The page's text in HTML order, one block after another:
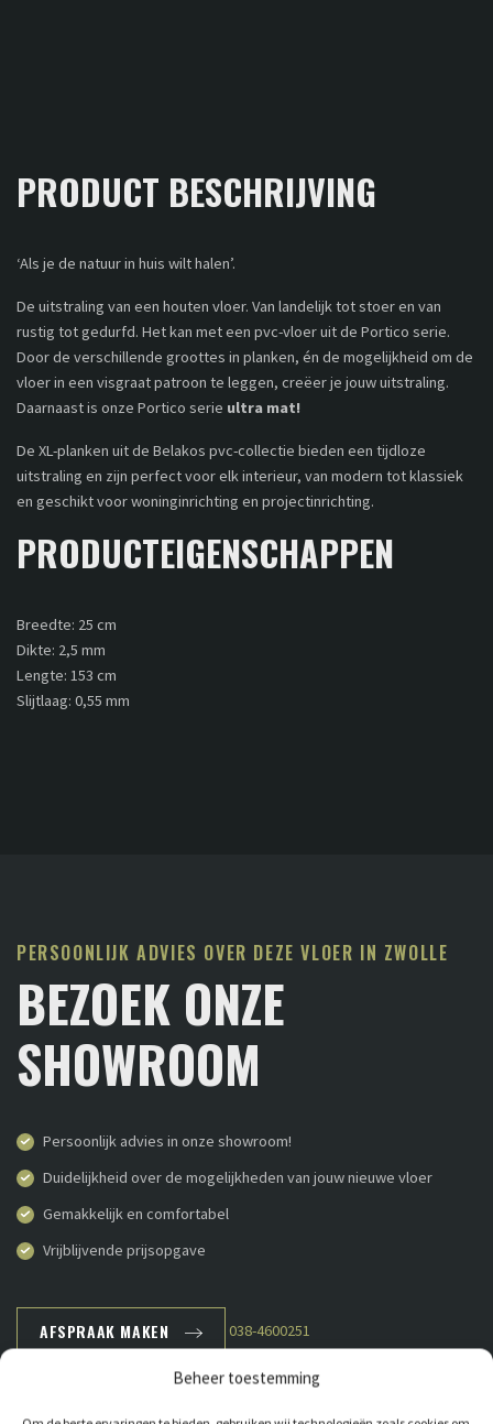
Beheer toestemming
PRODUCT BESCHRIJVING
‘Als je de natuur in huis wilt halen’.
De uitstraling van een houten vloer. Van landelijk tot stoer en van
rustig tot gedurfd. Het kan met een pvc-vloer uit de Portico serie.
Door de verschillende groottes in planken, én de mogelijkheid om de
vloer in een visgraat patroon te leggen, creëer je jouw uitstraling.
Daarnaast is onze Portico serie ultra mat!
De XL-planken uit de Belakos pvc-collectie bieden een tijdloze
uitstraling en zijn perfect voor elk interieur, van modern tot klassiek
en geschikt voor woninginrichting en projectinrichting.
PRODUCTEIGENSCHAPPEN
Breedte: 25 cm
Dikte: 2,5 mm
Lengte: 153 cm
Slijtlaag: 0,55 mm
PERSOONLIJK ADVIES OVER DEZE VLOER IN ZWOLLE
BEZOEK ONZE
SHOWROOM
Persoonlijk advies in onze showroom!
Duidelijkheid over de mogelijkheden van jouw nieuwe vloer
Gemakkelijk en comfortabel
Vrijblijvende prijsopgave
AFSPRAAK MAKEN 038-4600251